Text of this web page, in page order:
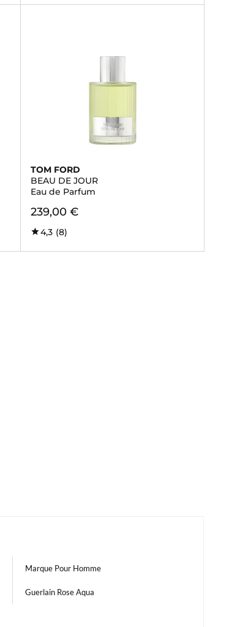
TOM FORD
BEAU DE JOUR
Eau de Parfum
239,00 €
4,3 (8)
Marque Pour Homme
Guerlain Rose Aqua